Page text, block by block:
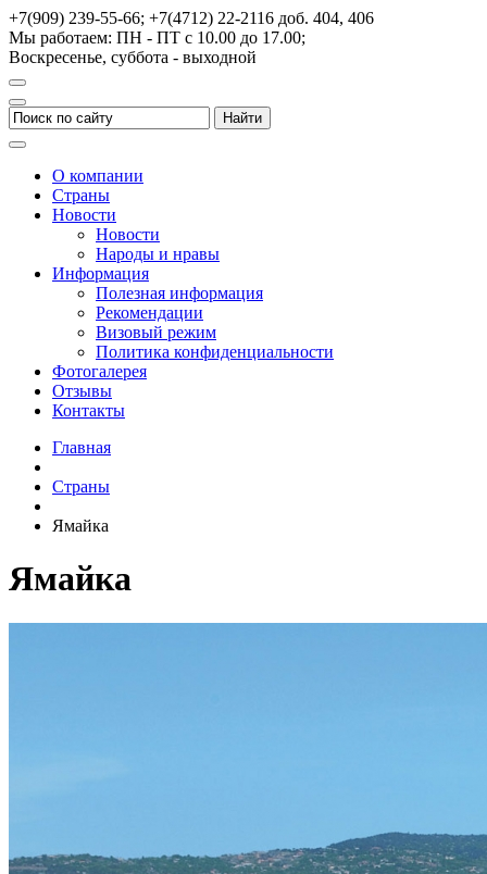
+7(909) 239-55-66; +7(4712) 22-2116 доб. 404, 406
Мы работаем: ПН - ПТ с 10.00 до 17.00;
Воскресенье, суббота - выходной
О компании
Страны
Новости
Новости
Народы и нравы
Информация
Полезная информация
Рекомендации
Визовый режим
Политика конфиденциальности
Фотогалерея
Отзывы
Контакты
Главная
Страны
Ямайка
Ямайка